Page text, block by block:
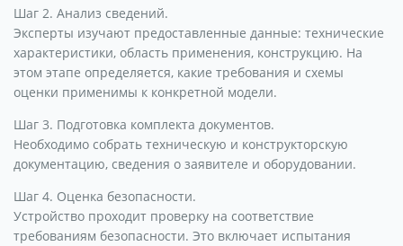
Шаг 2. Анализ сведений.
Эксперты изучают предоставленные данные: технические
характеристики, область применения, конструкцию. На
этом этапе определяется, какие требования и схемы
оценки применимы к конкретной модели.
Шаг 3. Подготовка комплекта документов.
Необходимо собрать техническую и конструкторскую
документацию, сведения о заявителе и оборудовании.
Шаг 4. Оценка безопасности.
Устройство проходит проверку на соответствие
требованиям безопасности. Это включает испытания